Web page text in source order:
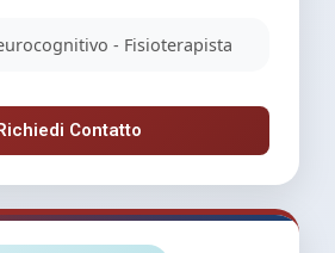
- Fisioterapista
Contatto